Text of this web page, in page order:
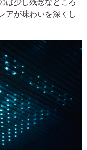
は少し残念なところ
アが味わいを深くし